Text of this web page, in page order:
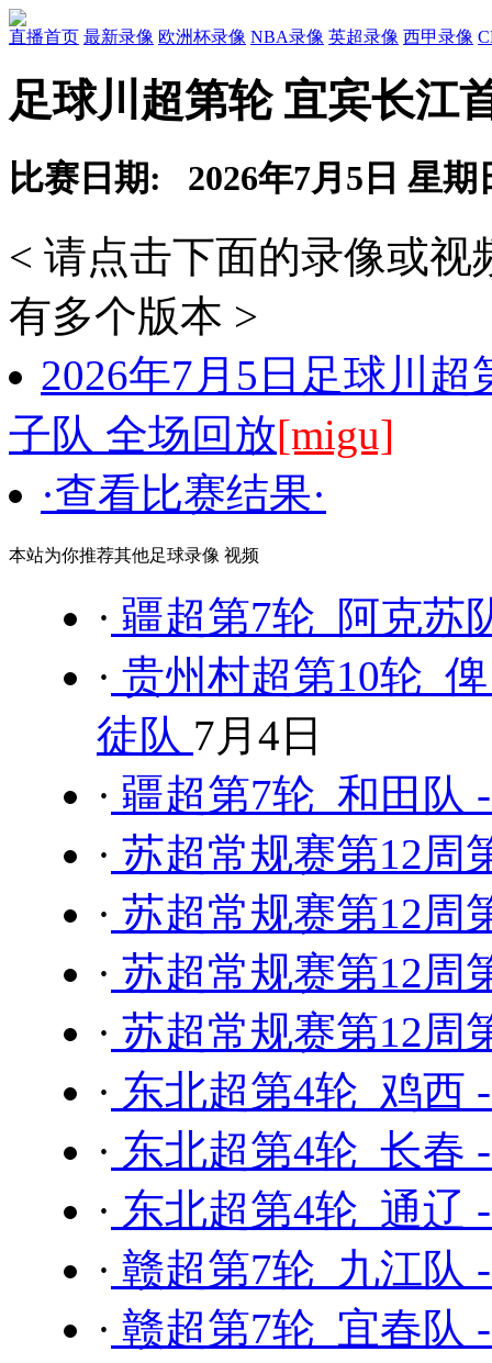
直播首页 最新录像 欧洲杯录像 NBA录像 英超录像 西甲录像
足球川超第轮 宜宾长江
比赛日期: 2026年7月5日 星期
< 请点击下面的录像或
有多个版本 >
2026年7月5日足球川
子队 全场回放[migu]
·查看比赛结果·
本站为你推荐其他足球录像 视频
· 疆超第7轮 阿克苏
· 贵州村超第10轮
徒队 7月4日
· 疆超第7轮 和田队
· 苏超常规赛第12
· 苏超常规赛第12
· 苏超常规赛第12
· 苏超常规赛第12
· 东北超第4轮 鸡西
· 东北超第4轮 长春
· 东北超第4轮 通辽
· 赣超第7轮 九江队
· 赣超第7轮 宜春队